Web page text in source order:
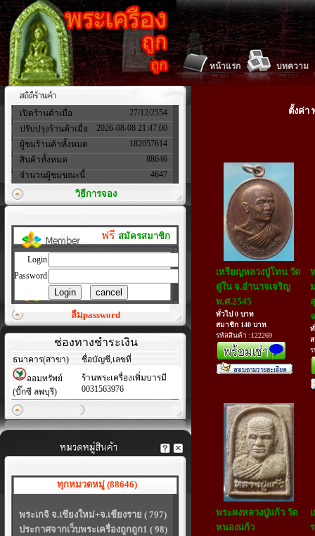
หน้าแรก บทความ
เปิดร้านค้าเมื่อ
27/12/2554
ปรับปรุงร้านค้าเมื่อ
2026-08-08 21:47:00
ผู้ชมร้านค้าทั้งหมด
182057614
สินค้าทั้งหมด
88646
จำนวนผู้ชมขณะนี้
4647
วิธีการจอง
ฟรี สมัครสมาชิก
Login
Password
ลืมpassword
ช่องทางชำระเงิน
ธนาคาร(สาขา)
ชื่อบัญชี,เลขที่
ออมทรัพย์
(บิ๊กซี ลพบุรี)
ร้านพระเครื่องเพิ่มบารมี
0031563976
ทุกหมวดหมู่ (88646)
พระเกจิ จ.เชียงใหม่+จ.เชียงราย ( 797)
ประกาศจากเว็บพระเครื่องถูกถูก1 ( 98)
ตั้งค่า
เหรียญหลวงปู่โทน วัด
ดู่ใน จ.อำนาจเจริญ
พ.ศ.2545
ทั่วไป 0 บาท
สมาชิก 140 บาท
รหัสสินค้า :122269
พระผงหลวงปู่แก้ว วัด
หนองแก้ว